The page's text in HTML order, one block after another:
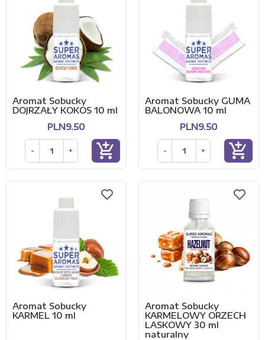
Aromat Sobucky
DOJRZAŁY KOKOS 10 ml
PLN9.50
- + add_shopping_cart
Aromat Sobucky GUMA
BALONOWA 10 ml
PLN9.50
- + add_shopping_cart
Aromat Sobucky
KARMEL 10 ml
Aromat Sobucky
KARMELOWY ORZECH
LASKOWY 30 ml
naturalny